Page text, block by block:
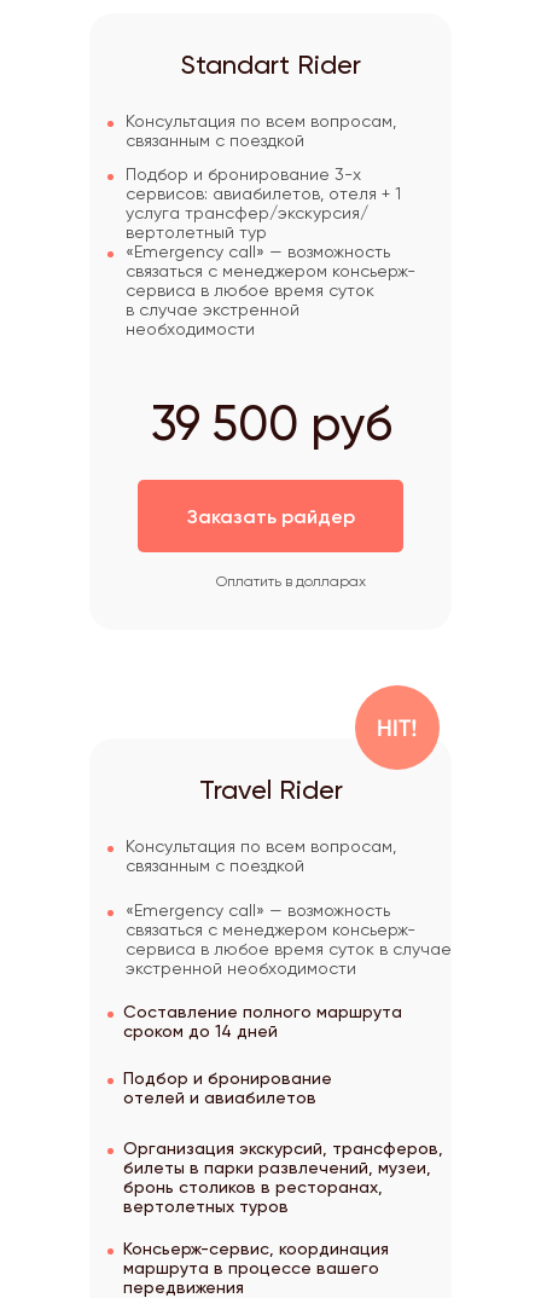
Standart Rider
39 500 руб
Заказать райдер
Оплатить в долларах
Консультация по всем вопросам,
связанным с поездкой
Подбор и бронирование 3-х
сервисов: авиабилетов, отеля + 1
услуга трансфер/экскурсия/
вертолетный тур
Travel Rider
«Emergency call» — возможность
связаться с менеджером консьерж-
сервиса в любое время суток
в случае экстренной
необходимости
Консультация по всем вопросам,
связанным с поездкой
Составление полного маршрута
сроком до 14 дней
Подбор и бронирование
отелей и авиабилетов
Консьерж-сервис, координация
маршрута в процессе вашего
передвижения
«Emergency call» — возможность
связаться с менеджером консьерж-
сервиса в любое время суток в случае
экстренной необходимости
Организация экскурсий, трансферов,
билеты в парки развлечений, музеи,
бронь столиков в ресторанах,
вертолетных туров